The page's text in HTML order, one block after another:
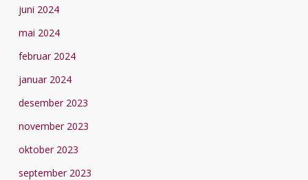
juni 2024
mai 2024
februar 2024
januar 2024
desember 2023
november 2023
oktober 2023
september 2023